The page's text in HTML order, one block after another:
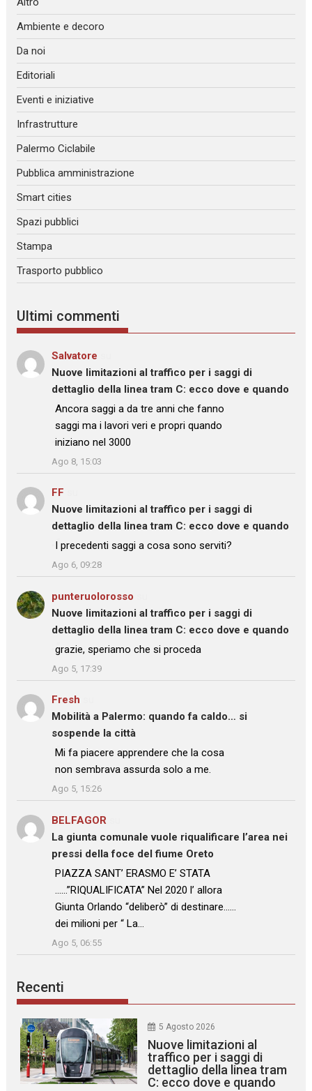
Ambiente e decoro
Da noi
Editoriali
Eventi e iniziative
Infrastrutture
Palermo Ciclabile
Pubblica amministrazione
Smart cities
Spazi pubblici
Stampa
Trasporto pubblico
Ultimi commenti
Salvatore
Nuove limitazioni al traffico per i saggi di
dettaglio della linea tram C: ecco dove e quando
: “
Ancora saggi a da tre anni che fanno
saggi ma i lavori veri e propri quando
iniziano nel 3000
”
Ago 8, 15:03
FF
Nuove limitazioni al traffico per i saggi di
dettaglio della linea tram C: ecco dove e quando
: “I precedenti saggi a cosa sono serviti?
Ago 6, 09:28
punteruolorosso
Nuove limitazioni al traffico per i saggi di
dettaglio della linea tram C: ecco dove e quando
: “
grazie, speriamo che si proceda
”
Ago 5, 17:39
Fresh
Mobilità a Palermo: quando fa caldo… si
sospende la città
: “
Mi fa piacere apprendere che la cosa
non sembrava assurda solo a me.
”
Ago 5, 15:26
BELFAGOR
La giunta comunale vuole riqualificare l’area nei
pressi della foce del fiume Oreto
: “
PIAZZA SANT’ ERASMO E’ STATA
……”RIQUALIFICATA” Nel 2020 l’ allora
Giunta Orlando “deliberò” di destinare……
dei milioni per “ La…
”
Ago 5, 06:55
Recenti
5 Agosto 2026
Nuove limitazioni al
traffico per i saggi di
dettaglio della linea tram
C: ecco dove e quando